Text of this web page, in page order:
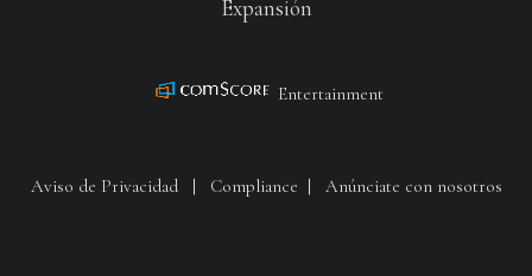
Expansión
Entertainment
Aviso de Privacidad| Compliance Anúnciate con nosotros